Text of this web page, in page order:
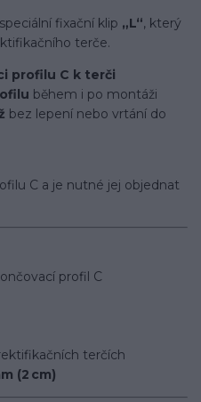
fixační klip „L“, který
terče.
profilu C k terči
během i po montáži
bez lepení nebo vrtání do
C a je nutné jej objednat
profil C
terčích
(2 cm)